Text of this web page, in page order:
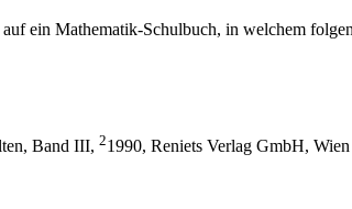
ein Mathematik-Schulbuch, in welchem
Band III, 21990, Reniets Verlag GmbH, Wien